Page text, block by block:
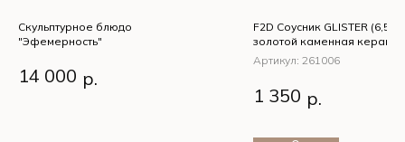
Скульптурное блюдо
"Эфемерность"
Скульптурное блюдо
"Эфемерность"
14 000 р.
F2D Соусник GLISTER
золотой каменная
Артикул: 261006
F2D Соусник
(6,5х4см бело-
1 350 р.